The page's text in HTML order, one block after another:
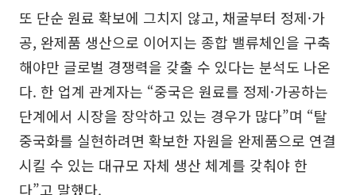
또 단순 원료 확보에 그치지 않고, 채굴부터 정제·가
공, 완제품 생산으로 이어지는 종합 밸류체인을 구축
해야만 글로벌 경쟁력을 갖출 수 있다는 분석도 나온
다. 한 업계 관계자는 “중국은 원료를 정제·가공하는
단계에서 시장을 장악하고 있는 경우가 많다”며 “탈
중국화를 실현하려면 확보한 자원을 완제품으로 연결
시킬 수 있는 대규모 자체 생산 체계를 갖춰야 한
다”고 말했다.